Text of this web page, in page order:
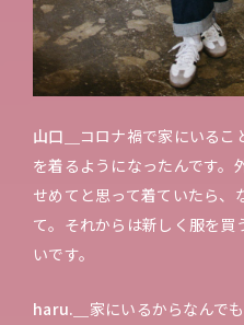
山口＿
コロナ禍で家にいる
を着るようになったんです。
せめてと思って着ていたら、
て。それからは新しく服を買
いです。
haru.＿ 家にいるからなんで